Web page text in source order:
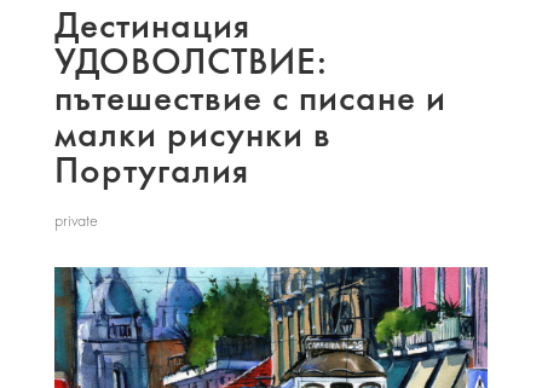
Дестинация
УДОВОЛСТВИЕ:
пътешествие с писане и
малки рисунки в
Португалия
private